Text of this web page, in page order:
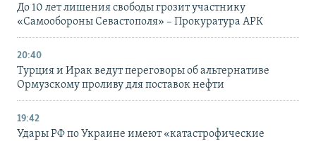
До 10 лет лишения свободы грозит участнику
«Самообороны Севастополя» – Прокуратура АРК
20:40
Турция и Ирак ведут переговоры об альтернативе
Ормузскому проливу для поставок нефти
19:42
Удары РФ по Украине имеют «катастрофические